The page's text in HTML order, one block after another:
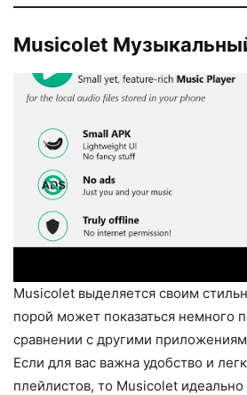
Musicolet
Musicolet выделяется своим
порой может показаться немного
сравнении с другими
Если для вас важна удобство и
плейлистов, то Musicolet